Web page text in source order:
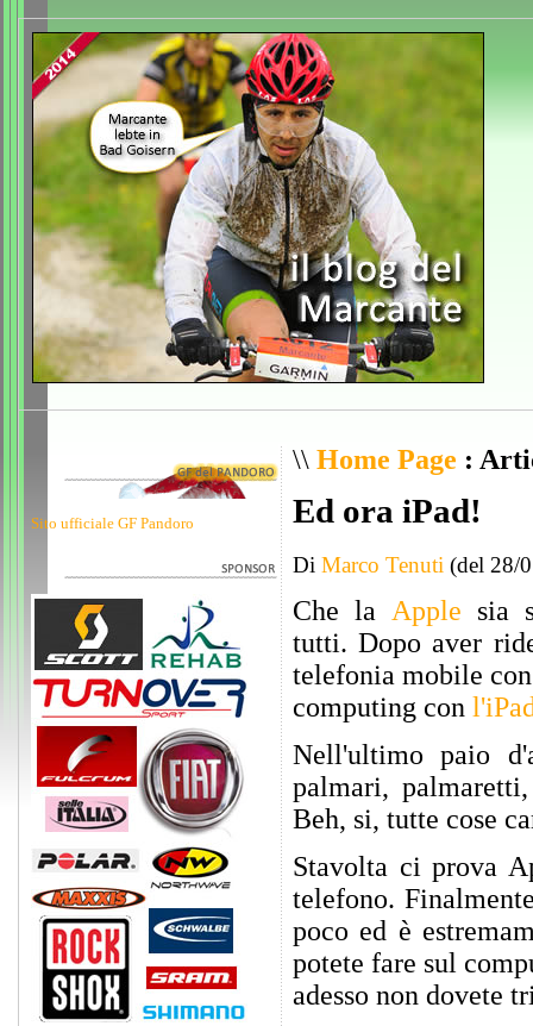
Sito ufficiale GF Pandoro
\\ Home Page :
Ed ora iPad!
Di Marco Tenuti (del 28/
Che la Apple sia
tutti. Dopo aver
telefonia mobile
computing con
Nell'ultimo paio
palmari,
Beh, si, tutte cose
Stavolta ci prova
telefono.
poco ed è
potete fare sul
adesso non dovete